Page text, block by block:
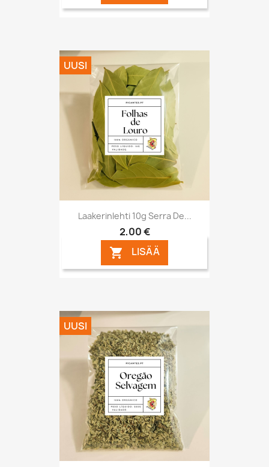
Laakerinlehti 10g Serra De...
2,00 €
 LISÄÄ
UUSI
UUSI